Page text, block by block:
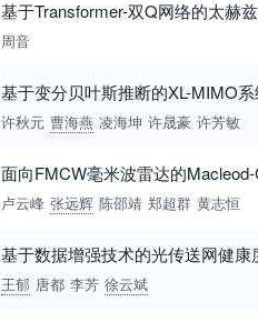
基于Transformer-双Q网络的太赫
周音
基于变分贝叶斯推断的XL-MIMO
许秋元 曹海燕 凌海坤 许晟豪 许芳敏
面向FMCW毫米波雷达的
卢云峰 张远辉 陈邵靖 郑超群 黄志恒
基于数据增强技术的光传送网健康
王郁 唐都 李芳 徐云斌